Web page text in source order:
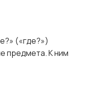
(«где?»)
предмета. К ним